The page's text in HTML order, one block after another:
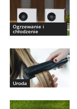
Ogrzewanie i
chłodzenie
Uroda